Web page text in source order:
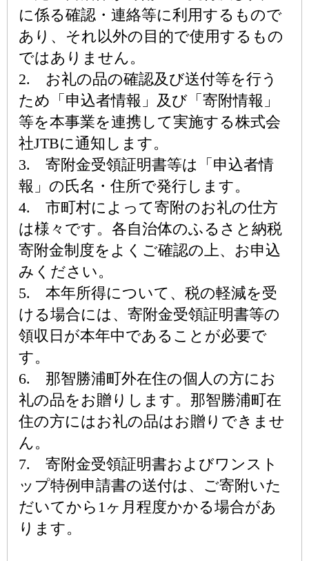
に係る確認・連絡等に利用するもので
あり、それ以外の目的で使用するもの
ではありません。
2. お礼の品の確認及び送付等を行う
ため「申込者情報」及び「寄附情報」
等を本事業を連携して実施する株式会
社JTBに通知します。
3. 寄附金受領証明書等は「申込者情
報」の氏名・住所で発行します。
4. 市町村によって寄附のお礼の仕方
は様々です。各自治体のふるさと納税
寄附金制度をよくご確認の上、お申込
みください。
5. 本年所得について、税の軽減を受
ける場合には、寄附金受領証明書等の
領収日が本年中であることが必要で
す。
6. 那智勝浦町外在住の個人の方にお
礼の品をお贈りします。那智勝浦町在
住の方にはお礼の品はお贈りできませ
ん。
7. 寄附金受領証明書およびワンスト
ップ特例申請書の送付は、ご寄附いた
だいてから1ヶ月程度かかる場合があ
ります。